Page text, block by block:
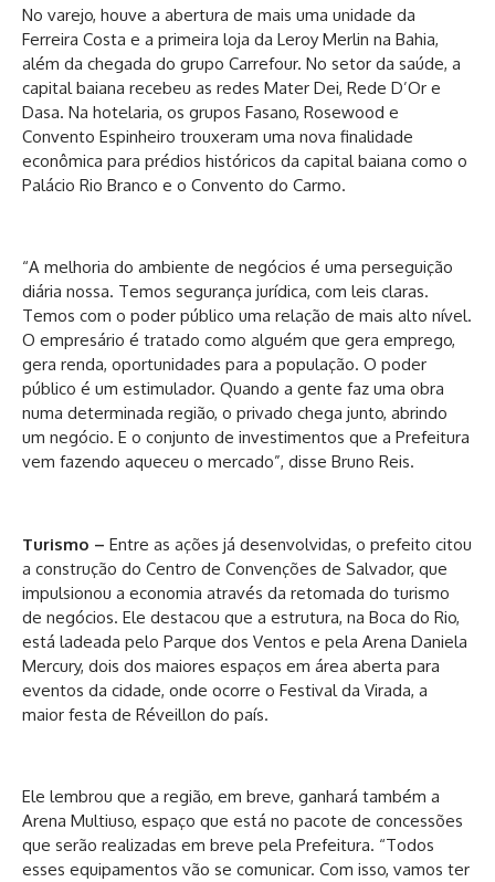
No varejo, houve a abertura de mais uma unidade da
Ferreira Costa e a primeira loja da Leroy Merlin na Bahia,
além da chegada do grupo Carrefour. No setor da saúde, a
capital baiana recebeu as redes Mater Dei, Rede D’Or e
Dasa. Na hotelaria, os grupos Fasano, Rosewood e
Convento Espinheiro trouxeram uma nova finalidade
econômica para prédios históricos da capital baiana como o
Palácio Rio Branco e o Convento do Carmo.
“A melhoria do ambiente de negócios é uma perseguição
diária nossa. Temos segurança jurídica, com leis claras.
Temos com o poder público uma relação de mais alto nível.
O empresário é tratado como alguém que gera emprego,
gera renda, oportunidades para a população. O poder
público é um estimulador. Quando a gente faz uma obra
numa determinada região, o privado chega junto, abrindo
um negócio. E o conjunto de investimentos que a Prefeitura
vem fazendo aqueceu o mercado”, disse Bruno Reis.
Turismo – Entre as ações já desenvolvidas, o prefeito citou
a construção do Centro de Convenções de Salvador, que
impulsionou a economia através da retomada do turismo
de negócios. Ele destacou que a estrutura, na Boca do Rio,
está ladeada pelo Parque dos Ventos e pela Arena Daniela
Mercury, dois dos maiores espaços em área aberta para
eventos da cidade, onde ocorre o Festival da Virada, a
maior festa de Réveillon do país.
Ele lembrou que a região, em breve, ganhará também a
Arena Multiuso, espaço que está no pacote de concessões
que serão realizadas em breve pela Prefeitura. “Todos
esses equipamentos vão se comunicar. Com isso, vamos ter